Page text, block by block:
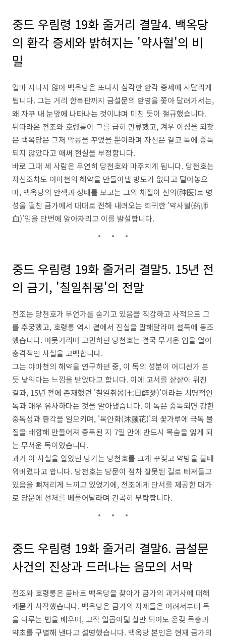
중드 우림령 19화 줄거리 결말4. 백옥당
의 환각 증세와 밝혀지는 '약사혈'의 비
밀
얼마 지나지 않아 백옥당은 또다시 심각한 환각 증세에 시달리게
됩니다. 그는 거리 한복판까지 금설문의 환영을 쫓아 달려가서는,
왜 자꾸 내 눈앞에 나타나는 것이냐며 미친 듯이 절규했습니다.
뒤따라온 전조와 호령롱이 그를 급히 만류했고, 겨우 이성을 되찾
은 백옥당은 그저 악몽을 꾸었을 뿐이라며 자신은 결코 독에 중독
되지 않았다고 애써 현실을 부정합니다.
바로 그때 세 사람은 우연히 당천호와 마주치게 됩니다. 당천호는
자신조차도 야마천의 해약을 만들어낼 방도가 없다고 털어놓으
며, 백옥당의 안색과 상태를 보고는 그의 체질이 신의(神医)로 명
성을 떨친 금가에서 대대로 전해 내려오는 희귀한 '약사혈(药师
血)'임을 단번에 알아차리고 이를 발설합니다.
중드 우림령 19화 줄거리 결말5. 15년 전
의 금기, '칠일취몽'의 전말
전조는 당천호가 무언가를 숨기고 있음을 직감하고 사적으로 그
를 추궁했고, 호령롱 역시 곁에서 진실을 말해달라며 설득에 동조
했습니다. 머뭇거리며 고민하던 당천호는 결국 무거운 입을 열어
충격적인 사실을 고백합니다.
그는 야마천의 해약을 연구하던 중, 이 독의 성분이 어디선가 본
듯 낯익다는 느낌을 받았다고 합니다. 이에 고서를 샅샅이 뒤진
결과, 15년 전에 존재했던 '칠일취몽(七日醉梦)'이라는 치명적인
독과 매우 유사하다는 것을 알아냈습니다. 이 독은 중독되면 강한
중독성과 환각을 일으키며, '목안화(沐颜花)'의 꽃가루에 극독 물
질을 배합해 만들어져 중독된 지 7일 만에 반드시 목숨을 잃게 되
는 무서운 독이었습니다.
과거 이 사실을 알았던 당기는 당천호를 크게 꾸짖고 약방을 불태
워버렸다고 합니다. 당천호는 당문이 점차 잘못된 길로 빠져들고
있음을 뼈저리게 느끼고 있었기에, 전조에게 단서를 제공한 대가
로 당문에 선처를 베풀어달라며 간곡히 부탁합니다.
중드 우림령 19화 줄거리 결말6. 금설문
사건의 진상과 드러나는 음모의 서막
전조와 호령롱은 곧바로 백옥당을 찾아가 금가의 과거사에 대해
캐묻기 시작했습니다. 백옥당은 금가의 자제들은 어려서부터 독
을 다루는 법을 배우며, 고작 일곱여덟 살만 되어도 온갖 독충과
약초를 구별해 낸다고 설명했습니다. 백옥당 본인은 현재 금가의